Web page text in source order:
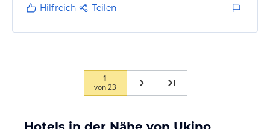
Hilfreich Teilen
1
von23